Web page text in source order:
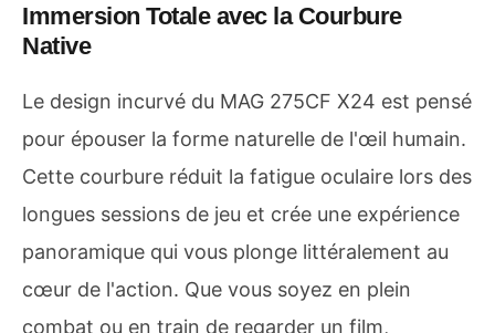
Immersion Totale avec la Courbure
Native
Le design incurvé du MAG 275CF X24 est pensé
pour épouser la forme naturelle de l'œil humain.
Cette courbure réduit la fatigue oculaire lors des
longues sessions de jeu et crée une expérience
panoramique qui vous plonge littéralement au
cœur de l'action. Que vous soyez en plein
combat ou en train de regarder un film,